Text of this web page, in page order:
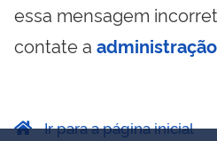
essa mensagem
contate a
Ir para a página inicial